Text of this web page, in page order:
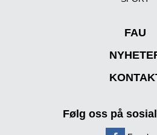
FAU
Følg oss på